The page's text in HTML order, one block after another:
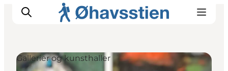
Gallerier og kunsthaller